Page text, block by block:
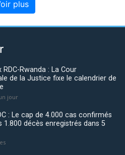
plus
Rwanda : La Cour
de la Justice fixe le calendrier de
jour
: Le cap de 4.000 cas confirmés
1.800 décès enregistrés dans 5